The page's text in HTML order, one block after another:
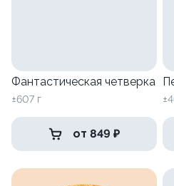
Фантастическая четверка
±607 г
от 849 ₽